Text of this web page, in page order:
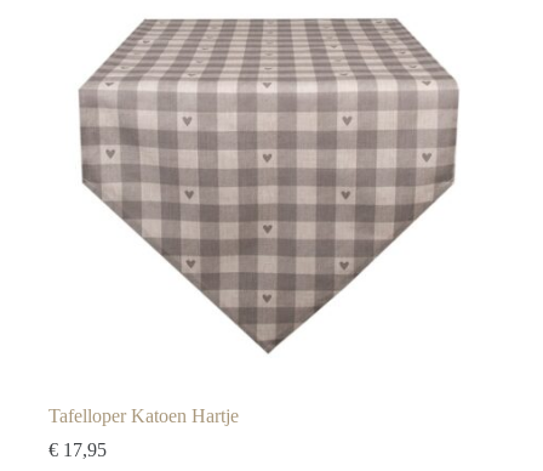
Tafelloper Katoen Hartje
€ 17,95